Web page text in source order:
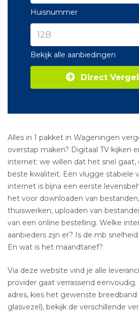
Huisnummer
Bekijk alle aanbiedingen
Direct
Alles in 1 pakket in Wageningen
overstap maken? Digitaal TV kijken
internet: we willen dat het snel gaat,
beste kwaliteit. Een vlugge stabiele
internet is bijna een eerste
het voor downloaden van
thuiswerken, uploaden van
van een online bestelling. Welke
aanbieders zijn er? Is de mb
En wat is het maandtarief?
Via deze website vind je alle
provider gaat verrassend
adres, kies het gewenste
glasvezel), bekijk de verschillende